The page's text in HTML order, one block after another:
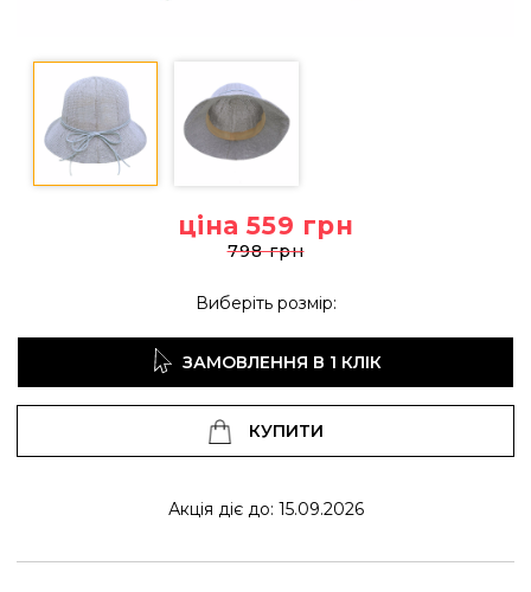
ціна 559 грн
798 грн
Виберіть розмір:
ЗАМОВЛЕННЯ В 1 КЛІК
КУПИТИ
Акція діє до: 15.09.2026